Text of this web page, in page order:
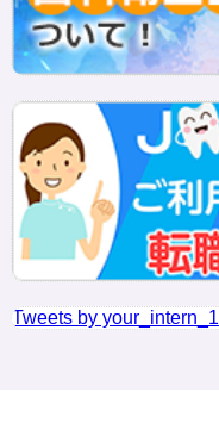
Tweets by your_intern_1